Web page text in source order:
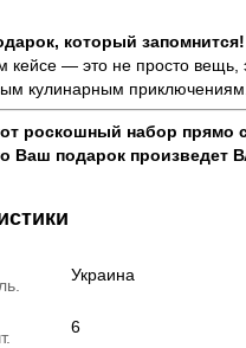
который запомнится!
кейсе — это не просто вещь,
кулинарным приключениям.
роскошный набор прямо
Ваш подарок произведет
Украина
6